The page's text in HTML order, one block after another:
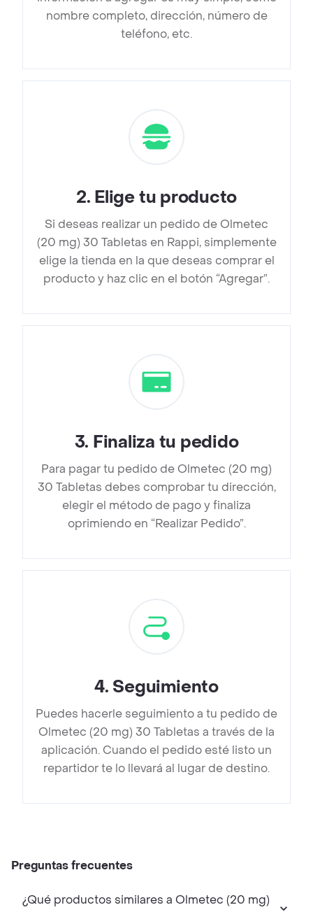
nombre completo, dirección, número de
teléfono, etc.
2. Elige tu producto
Si deseas realizar un pedido de Olmetec
(20 mg) 30 Tabletas en Rappi, simplemente
elige la tienda en la que deseas comprar el
producto y haz clic en el botón “Agregar”.
3. Finaliza tu pedido
Para pagar tu pedido de Olmetec (20 mg)
30 Tabletas debes comprobar tu dirección,
elegir el método de pago y finaliza
oprimiendo en “Realizar Pedido”.
4. Seguimiento
Puedes hacerle seguimiento a tu pedido de
Olmetec (20 mg) 30 Tabletas a través de la
aplicación. Cuando el pedido esté listo un
repartidor te lo llevará al lugar de destino.
Preguntas frecuentes
¿Qué productos similares a Olmetec (20 mg)